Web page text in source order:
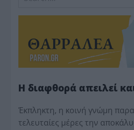
Η διαφθορά απειλεί
Έκπληκτη, η κοινή γνώμη
τελευταίες μέρες την